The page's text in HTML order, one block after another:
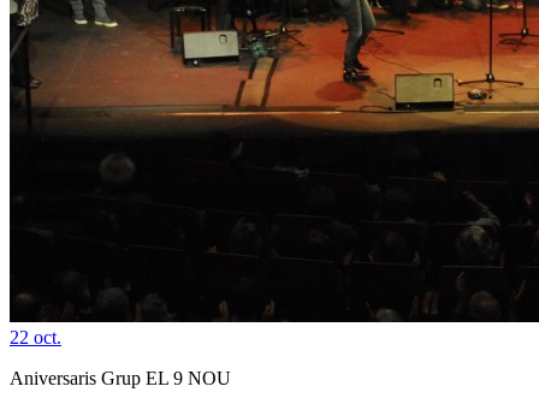
22 oct.
Aniversaris Grup EL 9 NOU